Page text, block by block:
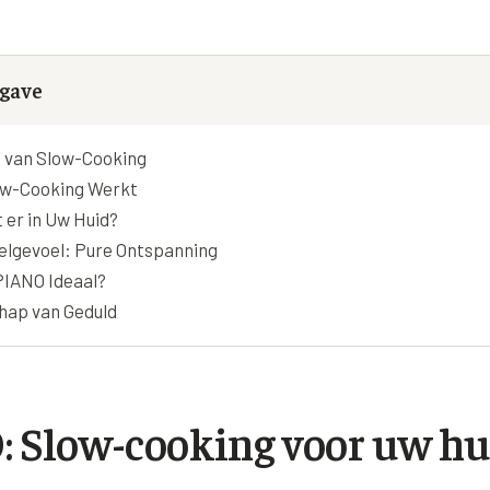
Filler
Volume
Volume Plus
Redensity
Slow-Cooking
Cooking Werkt
in Uw Huid?
Pure Ontspanning
Ideaal?
van Geduld
Slow-cooking voor uw